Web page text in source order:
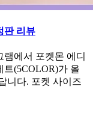
판 리뷰
에서 포켓몬 에디
(5COLOR)가 올
니다. 포켓 사이즈